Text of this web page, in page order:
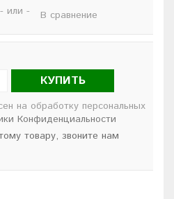
- или - В сравнение
КУПИТЬ
на обработку персональных
Конфиденциальности
товару, звоните нам